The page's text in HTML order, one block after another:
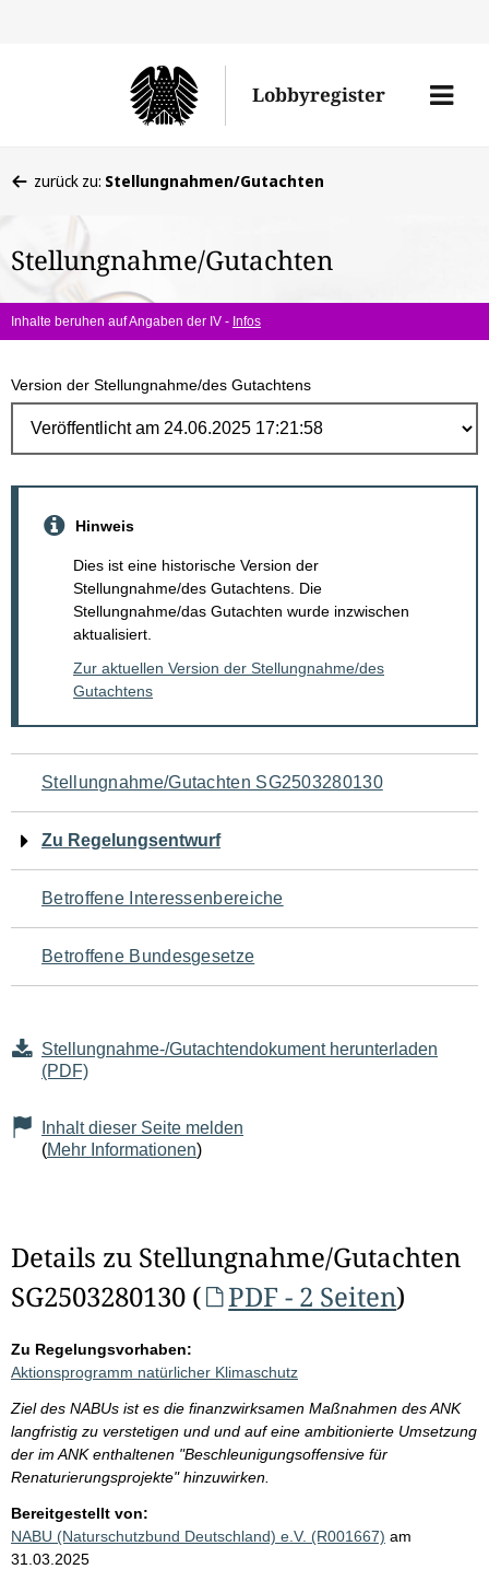
Lobbyregister
Menü
befinden
hier:
zurück zu: Stellungnahmen/Gutachten
Stellungnahme/Gutachten
Inhalte beruhen auf Angaben der IV - Infos
Version der Stellungnahme/des Gutachtens
Hinweis
Dies ist eine historische Version der
Stellungnahme/des Gutachtens. Die
Stellungnahme/das Gutachten wurde inzwischen
aktualisiert.
Zur aktuellen Version der Stellungnahme/des
Gutachtens
Navigation
für
den
Seiteninhalt
Stellungnahme/Gutachten SG2503280130
Zu Regelungsentwurf
Betroffene Interessenbereiche
Betroffene Bundesgesetze
Stellungnahme-/Gutachtendokument herunterladen
(PDF)
Inhalt dieser Seite melden
(Mehr Informationen)
Details zu Stellungnahme/Gutachten
SG2503280130 (
PDF - 2 Seiten)
Zu Regelungsvorhaben:
Aktionsprogramm natürlicher Klimaschutz
Ziel des NABUs ist es die finanzwirksamen Maßnahmen des ANK
langfristig zu verstetigen und und auf eine ambitionierte Umsetzung
der im ANK enthaltenen "Beschleunigungsoffensive für
Renaturierungsprojekte" hinzuwirken.
Bereitgestellt von:
NABU (Naturschutzbund Deutschland) e.V. (R001667) am
31.03.2025